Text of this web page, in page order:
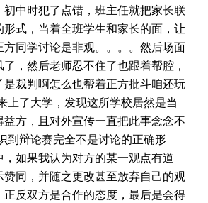
中时犯了点错，班主任就把家长联
式，当着全班学生和家长的面，让
同学讨论是非观。。。。然后场面
，然后老师忍不住了也跟着帮腔，
裁判啊怎么也帮着正方批斗咱还玩
上了大学，发现这所学校居然是当
方，且对外宣传一直把此事念念不
到辩论赛完全不是讨论的正确形
如果我认为对方的某一观点有道
同，并随之更改甚至放弃自己的观
正反双方是合作的态度，最后是会得